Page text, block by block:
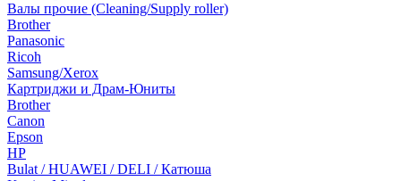
Валы прочие (Cleaning/Supply roller)
Brother
Panasonic
Ricoh
Samsung/Xerox
Картриджи и Драм-Юниты
Brother
Canon
Epson
HP
Bulat / HUAWEI / DELI / Катюша